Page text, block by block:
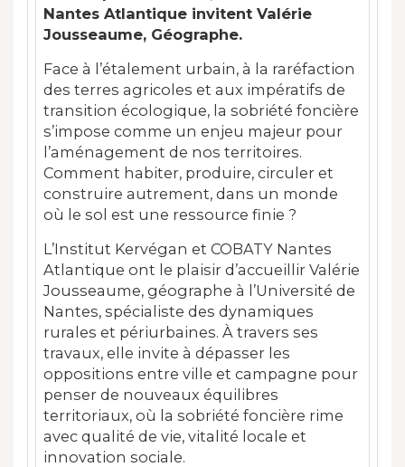
Nantes Atlantique invitent Valérie
Jousseaume, Géographe.
Face à l’étalement urbain, à la raréfaction
des terres agricoles et aux impératifs de
transition écologique, la sobriété foncière
s’impose comme un enjeu majeur pour
l’aménagement de nos territoires.
Comment habiter, produire, circuler et
construire autrement, dans un monde
où le sol est une ressource finie ?
L’Institut Kervégan et COBATY Nantes
Atlantique ont le plaisir d’accueillir Valérie
Jousseaume, géographe à l’Université de
Nantes, spécialiste des dynamiques
rurales et périurbaines. À travers ses
travaux, elle invite à dépasser les
oppositions entre ville et campagne pour
penser de nouveaux équilibres
territoriaux, où la sobriété foncière rime
avec qualité de vie, vitalité locale et
innovation sociale.